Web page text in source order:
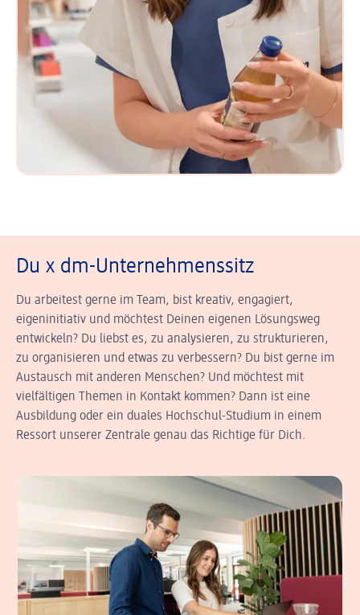
Du x dm-Unternehmenssitz
Du arbeitest gerne im Team, bist kreativ, engagiert,
eigeninitiativ und möchtest Deinen eigenen Lösungsweg
entwickeln? Du liebst es, zu analysieren, zu strukturieren,
zu organisieren und etwas zu verbessern? Du bist gerne im
Austausch mit anderen Menschen? Und möchtest mit
vielfältigen Themen in Kontakt kommen? Dann ist eine
Ausbildung oder ein duales Hochschul-Studium in einem
Ressort unserer Zentrale genau das Richtige für Dich.